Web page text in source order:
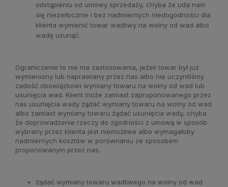
odstąpieniu od umowy sprzedaży, chyba że uda nam
się niezwłocznie i bez nadmiernych niedogodności dla
klienta wymienić towar wadliwy na wolny od wad albo
wadę usunąć.
Ograniczenie to nie ma zastosowania, jeżeli towar był już
wymieniony lub naprawiany przez nas albo nie uczyniliśmy
zadość obowiązkowi wymiany towaru na wolny od wad lub
usunięcia wad. Klient może zamiast zaproponowanego przez
nas usunięcia wady żądać wymiany towaru na wolny od wad
albo zamiast wymiany towaru żądać usunięcia wady, chyba
że doprowadzenie rzeczy do zgodności z umową w sposób
wybrany przez klienta jest niemożliwe albo wymagałoby
nadmiernych kosztów w porównaniu ze sposobem
proponowanym przez nas.
żądać wymiany towaru wadliwego na wolny od wad